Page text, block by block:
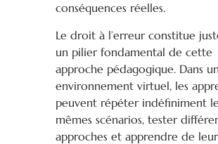
conséquences réelles.
Le droit à l’erreur constitue
un pilier fondamental de cette
approche pédagogique. Dans un
environnement virtuel, les
peuvent répéter indéfiniment
mêmes scénarios, tester
approches et apprendre de